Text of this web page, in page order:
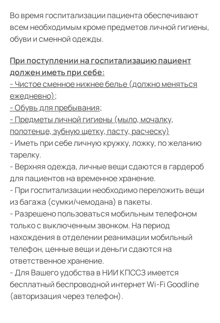
Во время госпитализации пациента обеспечивают
всем необходимым кроме предметов личной гигиены,
обуви и сменной одежды.
При поступлении на госпитализацию пациент
должен иметь при себе:
- Чистое сменное нижнее белье (должно меняться
ежедневно);
- Обувь для пребывания;
- Предметы личной гигиены (мыло, мочалку,
полотенце, зубную щетку, пасту, расческу)
- Иметь при себе личную кружку, ложку, по желанию
тарелку.
- Верхняя одежда, личные вещи сдаются в гардероб
для пациентов на временное хранение.
- При госпитализации необходимо переложить вещи
из багажа (сумки/чемодана) в пакеты.
- Разрешено пользоваться мобильным телефоном
только с выключенным звонком. На период
нахождения в отделении реанимации мобильный
телефон, ценные вещи и деньги сдаются на
ответственное хранение.
- Для Вашего удобства в НИИ КПССЗ имеется
бесплатный беспроводной интернет Wi-Fi Goodline
(авторизация через телефон).